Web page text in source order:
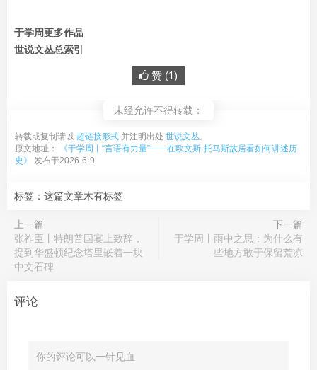
于学周更多作品
世说文丛总索引
赞 (1)
未经允许不得转载：
转载或复制请以 超链接形式 并注明出处 世说文丛。
原文地址：
《于学周丨“言语有力量”——在欧文斯·托马斯故居看如何讲述历
史》
发布于2026-6-9
标签：这篇文章木有标签
上一篇
张祚臣丨特朗普国宴上致辞，
提到华盛顿纪念塔里嵌着一块
中文石碑
下一篇
于学周丨雨中之思：为什么有
些地方敢于保留荒凉
评论